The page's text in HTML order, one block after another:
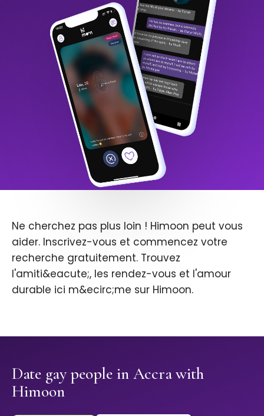
Ne cherchez pas plus loin ! Himoon peut vous
aider. Inscrivez-vous et commencez votre
recherche gratuitement. Trouvez
l'amiti&eacute;, les rendez-vous et l'amour
durable ici m&ecirc;me sur Himoon.
Date gay people in Accra with
Himoon